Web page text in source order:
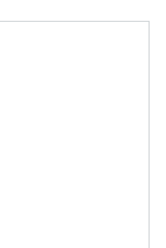
и целителя